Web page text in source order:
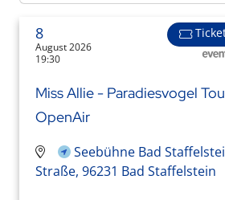
8
August 2026
19:30
Miss Allie - Paradiesvogel
OpenAir
Seebühne Bad
Straße, 96231 Bad Staffelstein